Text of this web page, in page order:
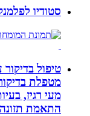
סטודיו לפלמנקו
טיפול בדיקור ענת
מטפלת בדיקור :
מעי רגיז, בעיות
התאמת תזונה